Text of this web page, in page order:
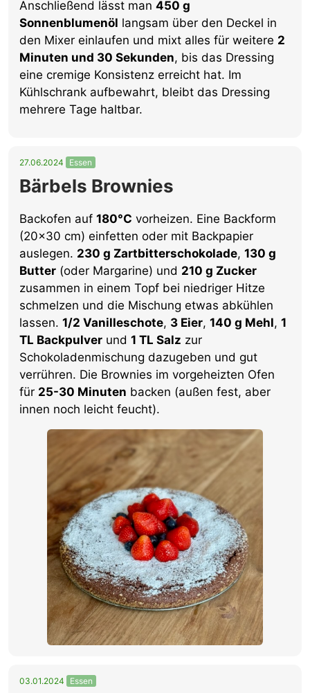
Anschließend lässt man 450 g
Sonnenblumenöl langsam über den Deckel in
den Mixer einlaufen und mixt alles für weitere 2
Minuten und 30 Sekunden, bis das Dressing
eine cremige Konsistenz erreicht hat. Im
Kühlschrank aufbewahrt, bleibt das Dressing
mehrere Tage haltbar.
27.06.2024 Essen
Bärbels Brownies
Backofen auf 180°C vorheizen. Eine Backform
(20×30 cm) einfetten oder mit Backpapier
auslegen. 230 g Zartbitterschokolade, 130 g
Butter (oder Margarine) und 210 g Zucker
zusammen in einem Topf bei niedriger Hitze
schmelzen und die Mischung etwas abkühlen
lassen. 1/2 Vanilleschote, 3 Eier, 140 g Mehl, 1
TL Backpulver und 1 TL Salz zur
Schokoladenmischung dazugeben und gut
verrühren. Die Brownies im vorgeheizten Ofen
für 25-30 Minuten backen (außen fest, aber
innen noch leicht feucht).
03.01.2024 Essen